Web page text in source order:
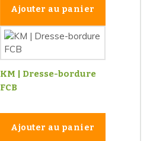
Ajouter au panier
KM | Dresse-bordure
FCB
Ajouter au panier